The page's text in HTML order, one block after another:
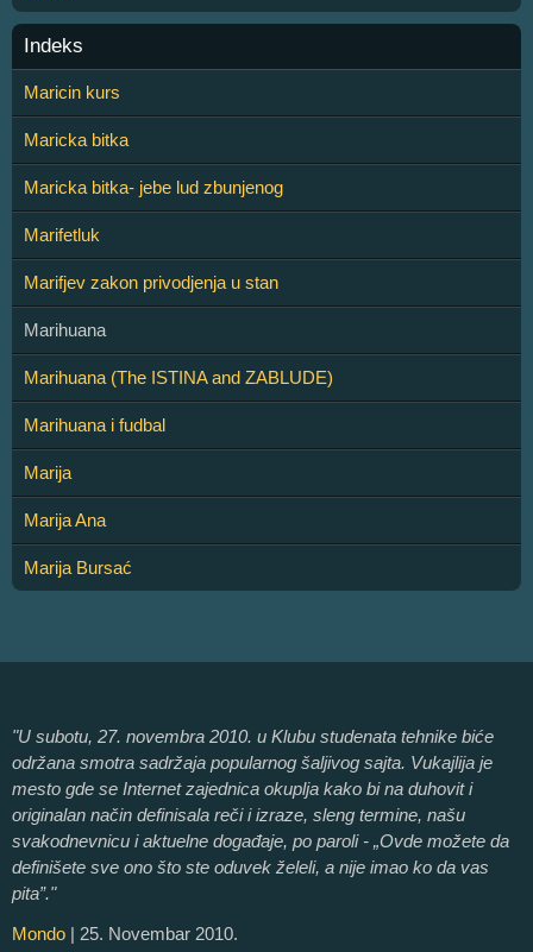
Indeks
Maricin kurs
Maricka bitka
Maricka bitka- jebe lud zbunjenog
Marifetluk
Marifjev zakon privodjenja u stan
Marihuana
Marihuana (The ISTINA and ZABLUDE)
Marihuana i fudbal
Marija
Marija Ana
Marija Bursać
"U subotu, 27. novembra 2010. u Klubu studenata tehnike biće
održana smotra sadržaja popularnog šaljivog sajta. Vukajlija je
mesto gde se Internet zajednica okuplja kako bi na duhovit i
originalan način definisala reči i izraze, sleng termine, našu
svakodnevnicu i aktuelne događaje, po paroli - „Ovde možete da
definišete sve ono što ste oduvek želeli, a nije imao ko da vas
pita”."
Mondo | 25. Novembar 2010.